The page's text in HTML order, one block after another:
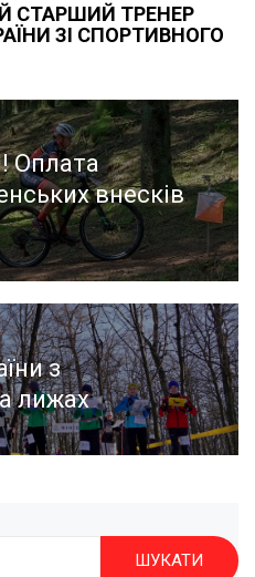
СТАРШИЙ ТРЕНЕР
ЗІ СПОРТИВНОГО
Оплата
внесків
з
лижах